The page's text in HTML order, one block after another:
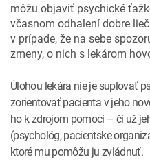
môžu objaviť psychické
včasnom odhalení dobre
v prípade, že na sebe
zmeny, o nich s lekárom
Úlohou lekára nie je suplovať
zorientovať pacienta v jeho
ho k zdrojom pomoci – či už
(psychológ, pacientske
ktoré mu pomôžu ju zvládnuť.